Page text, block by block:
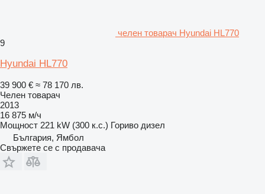
челен товарач Hyundai HL770
9
Hyundai HL770
39 900 € ≈ 78 170 лв.
Челен товарач
2013
16 875 м/ч
Мощност 221 kW (300 к.с.) Гориво дизел
България, Ямбол
Свържете се с продавача